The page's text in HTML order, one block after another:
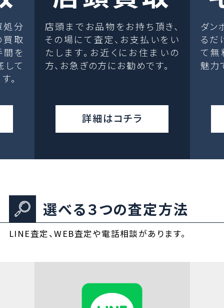
処分
取
間を
して
。
店頭までお品物をお持ち頂き、
その場にて査定、お支払いをい
たします。お近くにお住まいの
方、お急ぎの方にお勧めです。
詳細はコチラ
ダン
るだ
て無
魅力
選べる３つの査定方法
LINE査定、WEB査定や電話相談があります。